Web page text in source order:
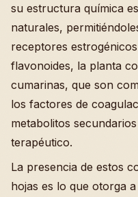
su estructura química
naturales,
receptores
flavonoides, la planta
cumarinas, que son
los factores de
metabolitos
terapéutico.
La presencia de estos
hojas es lo que otorga